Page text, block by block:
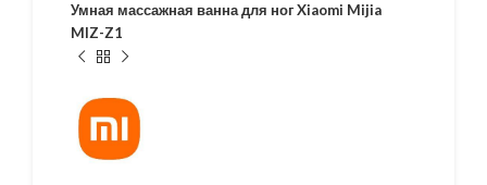
Умная массажная ванна для ног Xiaomi Mijia
MIZ-Z1